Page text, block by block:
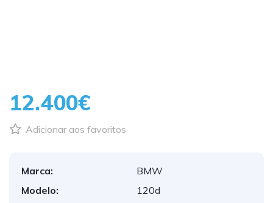
12.400€
Adicionar aos favoritos
Marca:
BMW
Modelo:
120d